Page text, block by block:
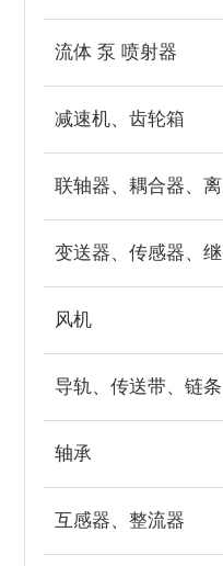
流体 泵 喷射器
减速机、齿轮箱
风机
导轨、传送带、链条
轴承
互感器、整流器